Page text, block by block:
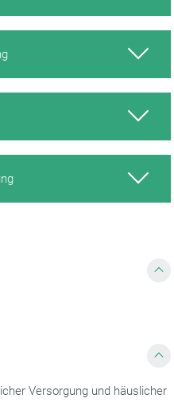
Versorgung und häuslicher